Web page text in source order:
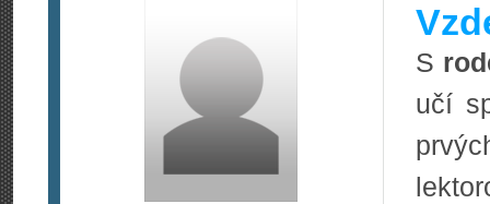
S
učí